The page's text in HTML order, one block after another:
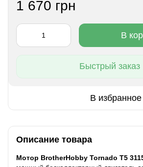
1 670 грн
В
Быстрый заказ
В избранное
Описание товара
Мотор BrotherHobby Tornado T5